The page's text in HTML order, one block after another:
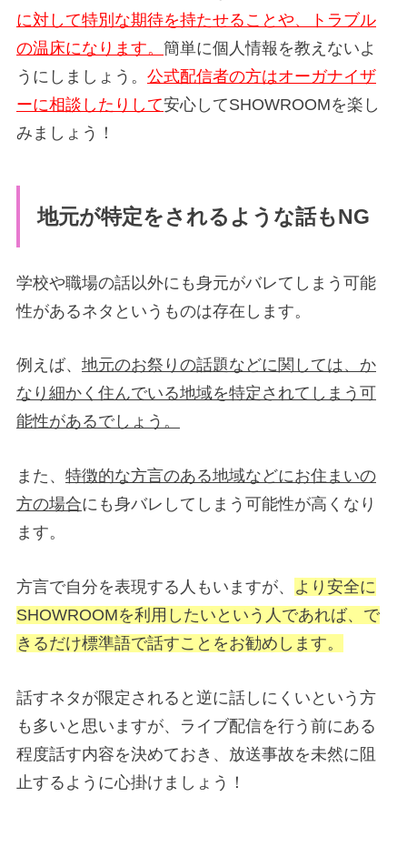
に対して特別な期待を持たせることや、トラブル
の温床になります。 簡単に個人情報を教えないよ
うにしましょう。 公式配信者の方はオーガナイザ
ーに相談したりして安心してSHOWROOMを楽し
みましょう！
地元が特定をされるような話もNG
学校や職場の話以外にも身元がバレてしまう可能
性があるネタというものは存在します。
例えば、 地元のお祭りの話題などに関しては、か
なり細かく住んでいる地域を特定されてしまう可
能性があるでしょう。
また、 特徴的な方言のある地域などにお住まいの
方の場合にも身バレしてしまう可能性が高くなり
ます。
方言で自分を表現する人もいますが、 より安全に
SHOWROOMを利用したいという人であれば、で
きるだけ標準語で話すことをお勧めします。
話すネタが限定されると逆に話しにくいという方
も多いと思いますが、ライブ配信を行う前にある
程度話す内容を決めておき、放送事故を未然に阻
止するように心掛けましょう！